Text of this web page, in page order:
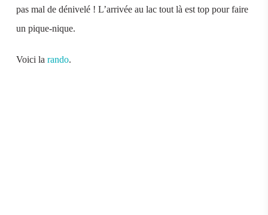
pas mal de dénivelé ! L’arrivée au lac tout là est top pour faire
un pique-nique.
Voici larando.